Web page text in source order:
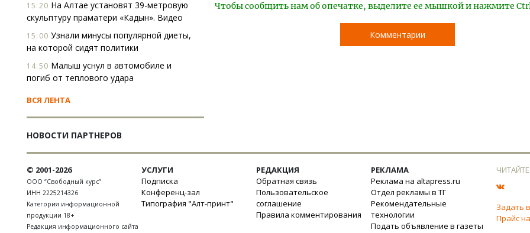
15:20 На Алтае установят 39-метровую
скульптуру праматери «Кадын». Видео
15:00 Узнали минусы популярной диеты,
на которой сидят политики
14:50 Малыш уснул в автомобиле и
погиб от теплового удара
ВСЯ ЛЕНТА
НОВОСТИ ПАРТНЕРОВ
Чтобы сообщить нам об опечатке, выделите ее мышкой и нажмите
Комментарии
© 2001-2026
ООО “Свободный курс”
ИНН 2225214326
Категория информационной
продукции 18+
Редакция информационного сайта
УСЛУГИ
Подписка
Конференц-зал
Типография "Алт-принт"
РЕДАКЦИЯ
Обратная связь
Пользовательское
соглашение
Правила комментирования
РЕКЛАМА
Реклама на altapress.ru
Отдел рекламы в ТГ
Рекомендательные
технологии
Подать объявление в газеты
Задать
Прайс